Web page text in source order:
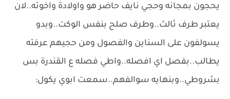
يحجون بمجانه وحجي نايف حاضر هو واولادة واخوته..لان
يعتبر طرف ثالث..وطرف صلح بنفس الوكت..وبدو
يسولفون على السناين والفصول ومن حجيهم عرفته
يطالب..بفصل اي افصله..واطي فصله ع القندرة بس
بشروطي..وبنهايه سوالفهم..سمعت ابوي يكول: